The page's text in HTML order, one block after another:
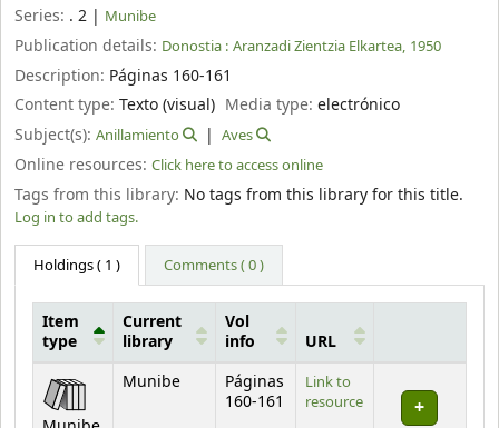
Series: . 2 | Munibe
Publication details: Donostia : Aranzadi Zientzia Elkartea, 1950
Description: Páginas 160-161
Content type: Texto (visual) Media type:electrónico
Subject(s): Anillamiento Aves
Online resources: Click here to access online
Tags from this library: No tags from this library for this title.
Log in to add tags.
Holdings( 1 ) Comments ( 0 )
Holdings
Item
type
Current
library
Vol
info
URL
Munibe
Páginas
160-161
Link to
resource